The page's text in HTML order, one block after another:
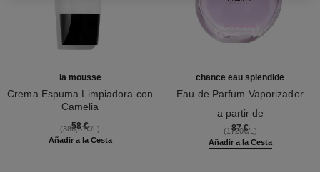
la mousse
Crema Espuma Limpiadora con
Camelia
58 €
(386,67€/L)
Añadir a la Cesta
chance eau splendide
Eau de Parfum Vaporizador
a partir de
87 €
(1720€/L)
Añadir a la Cesta